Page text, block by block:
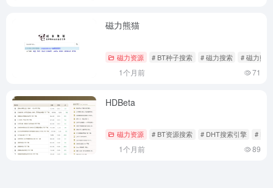
磁力熊猫
磁力资源 # BT种子搜索 # 磁力搜索 # 磁力熊猫
1个月前 71
HDBeta
磁力资源 # BT资源搜索 # DHT搜索引擎 #
1个月前 89